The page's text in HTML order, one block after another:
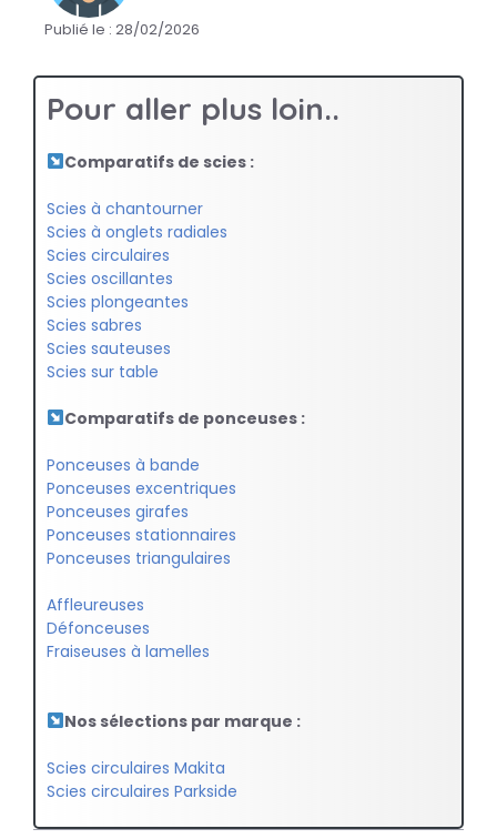
Publié le : 28/02/2026
Pour aller plus loin..
Comparatifs de scies :
Scies à chantourner
Scies à onglets radiales
Scies circulaires
Scies oscillantes
Scies plongeantes
Scies sabres
Scies sauteuses
Scies sur table
Comparatifs de ponceuses :
Ponceuses à bande
Ponceuses excentriques
Ponceuses girafes
Ponceuses stationnaires
Ponceuses triangulaires
Affleureuses
Défonceuses
Fraiseuses à lamelles
Nos sélections par marque :
Scies circulaires Makita
Scies circulaires Parkside